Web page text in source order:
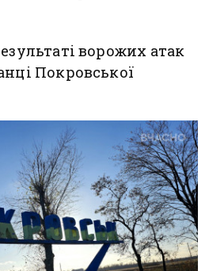
ворожих атак
Покровської